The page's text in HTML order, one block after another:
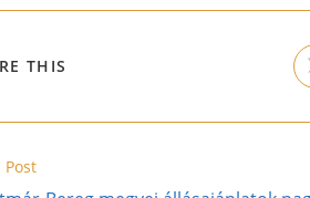
THIS
Post